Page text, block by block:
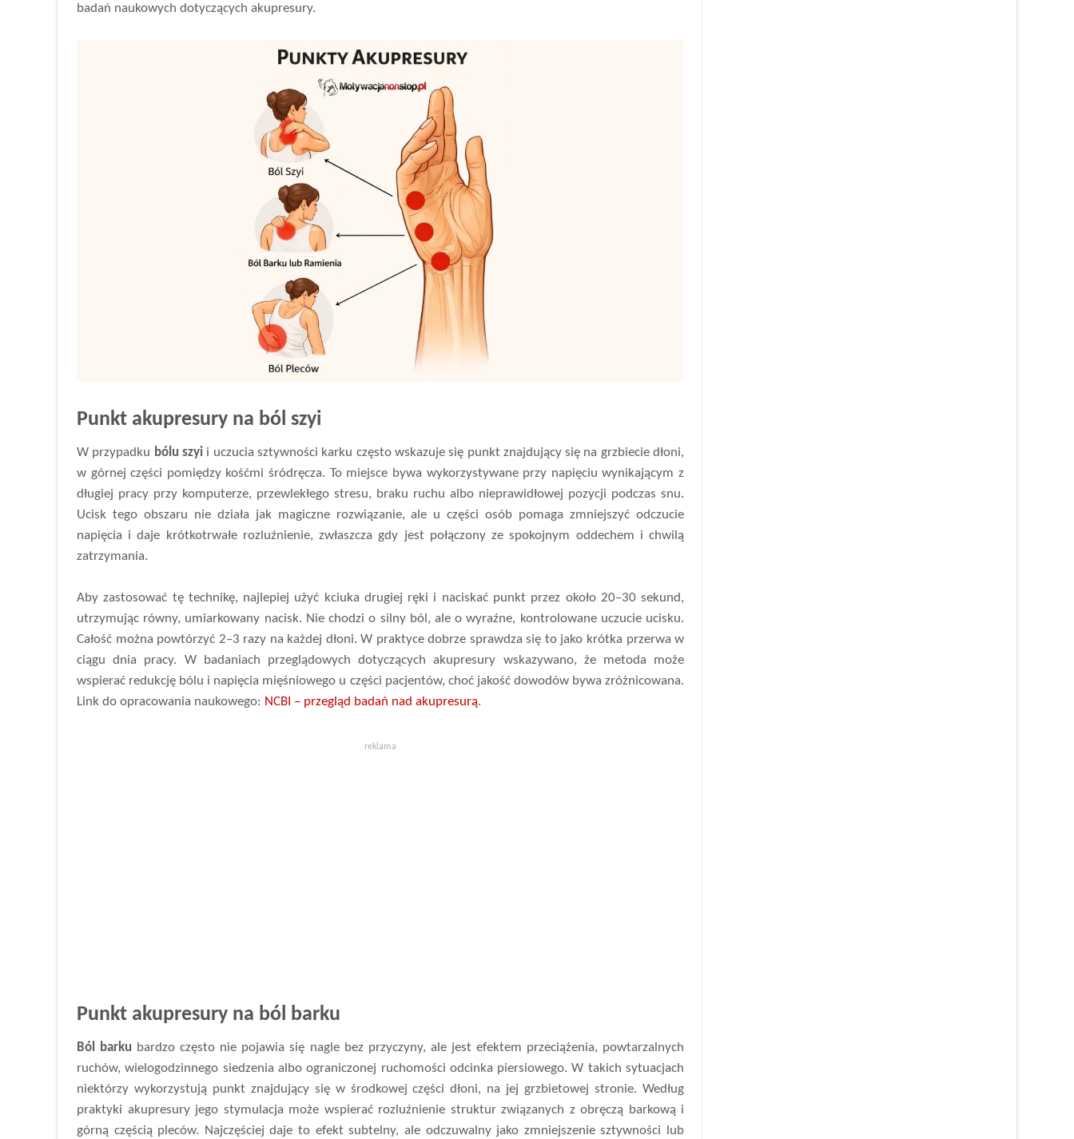
badań naukowych dotyczących akupresury.
Punkt akupresury na ból szyi
W przypadku bólu szyi i uczucia sztywności karku często wskazuje się punkt znajdujący się na grzbiecie dłoni,
w górnej części pomiędzy kośćmi śródręcza. To miejsce bywa wykorzystywane przy napięciu wynikającym z
długiej pracy przy komputerze, przewlekłego stresu, braku ruchu albo nieprawidłowej pozycji podczas snu.
Ucisk tego obszaru nie działa jak magiczne rozwiązanie, ale u części osób pomaga zmniejszyć odczucie
napięcia i daje krótkotrwałe rozluźnienie, zwłaszcza gdy jest połączony ze spokojnym oddechem i chwilą
zatrzymania.
Aby zastosować tę technikę, najlepiej użyć kciuka drugiej ręki i naciskać punkt przez około 20–30 sekund,
utrzymując równy, umiarkowany nacisk. Nie chodzi o silny ból, ale o wyraźne, kontrolowane uczucie ucisku.
Całość można powtórzyć 2–3 razy na każdej dłoni. W praktyce dobrze sprawdza się to jako krótka przerwa w
ciągu dnia pracy. W badaniach przeglądowych dotyczących akupresury wskazywano, że metoda może
wspierać redukcję bólu i napięcia mięśniowego u części pacjentów, choć jakość dowodów bywa zróżnicowana.
Link do opracowania naukowego: NCBI – przegląd badań nad akupresurą.
reklama
Punkt akupresury na ból barku
Ból barku bardzo często nie pojawia się nagle bez przyczyny, ale jest efektem przeciążenia, powtarzalnych
ruchów, wielogodzinnego siedzenia albo ograniczonej ruchomości odcinka piersiowego. W takich sytuacjach
niektórzy wykorzystują punkt znajdujący się w środkowej części dłoni, na jej grzbietowej stronie. Według
praktyki akupresury jego stymulacja może wspierać rozluźnienie struktur związanych z obręczą barkową i
górną częścią pleców. Najczęściej daje to efekt subtelny, ale odczuwalny jako zmniejszenie sztywności lub